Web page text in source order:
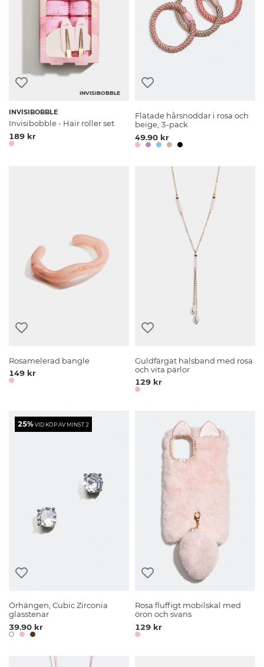
INVISIBOBBLE
INVISIBOBBLE
Invisibobble - Hair roller set
189 kr
Flätade hårsnoddar i rosa och
beige, 3-pack
49.90 kr
Rosamelerad bangle
149 kr
Guldfärgat halsband med rosa
och vita pärlor
129 kr
25%VID KÖP AV MINST 2
Örhängen, Cubic Zirconia
glasstenar
39.90 kr
Rosa fluffigt mobilskal med
öron och svans
129 kr